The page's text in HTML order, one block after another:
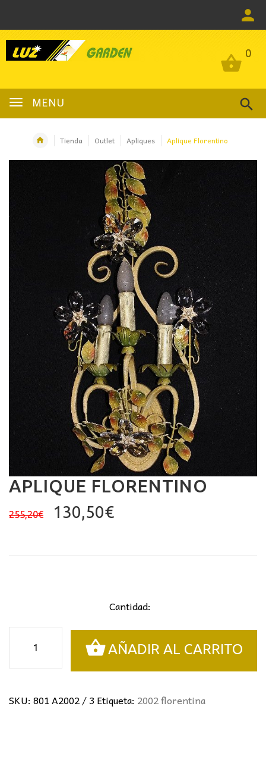
0
MENU
0
Tienda Outlet Apliques Aplique Florentino
APLIQUE FLORENTINO
255,20€
El
era:
130,50€El
es:
Cantidad:
Florentino
cantidad
AÑADIR AL CARRITO
SKU: 801 A2002 / 3 Etiqueta: 2002 florentina